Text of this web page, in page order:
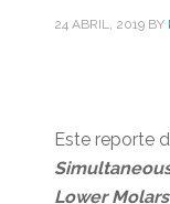
24 ABRIL, 2019BY
Este reporte
Lower Molars